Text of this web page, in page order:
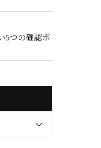
5つの確認ポ